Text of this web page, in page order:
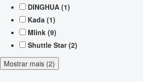
DINGHUA (1)
Kada (1)
Mlink (9)
Shuttle Star (2)
Mostrar mais (2)